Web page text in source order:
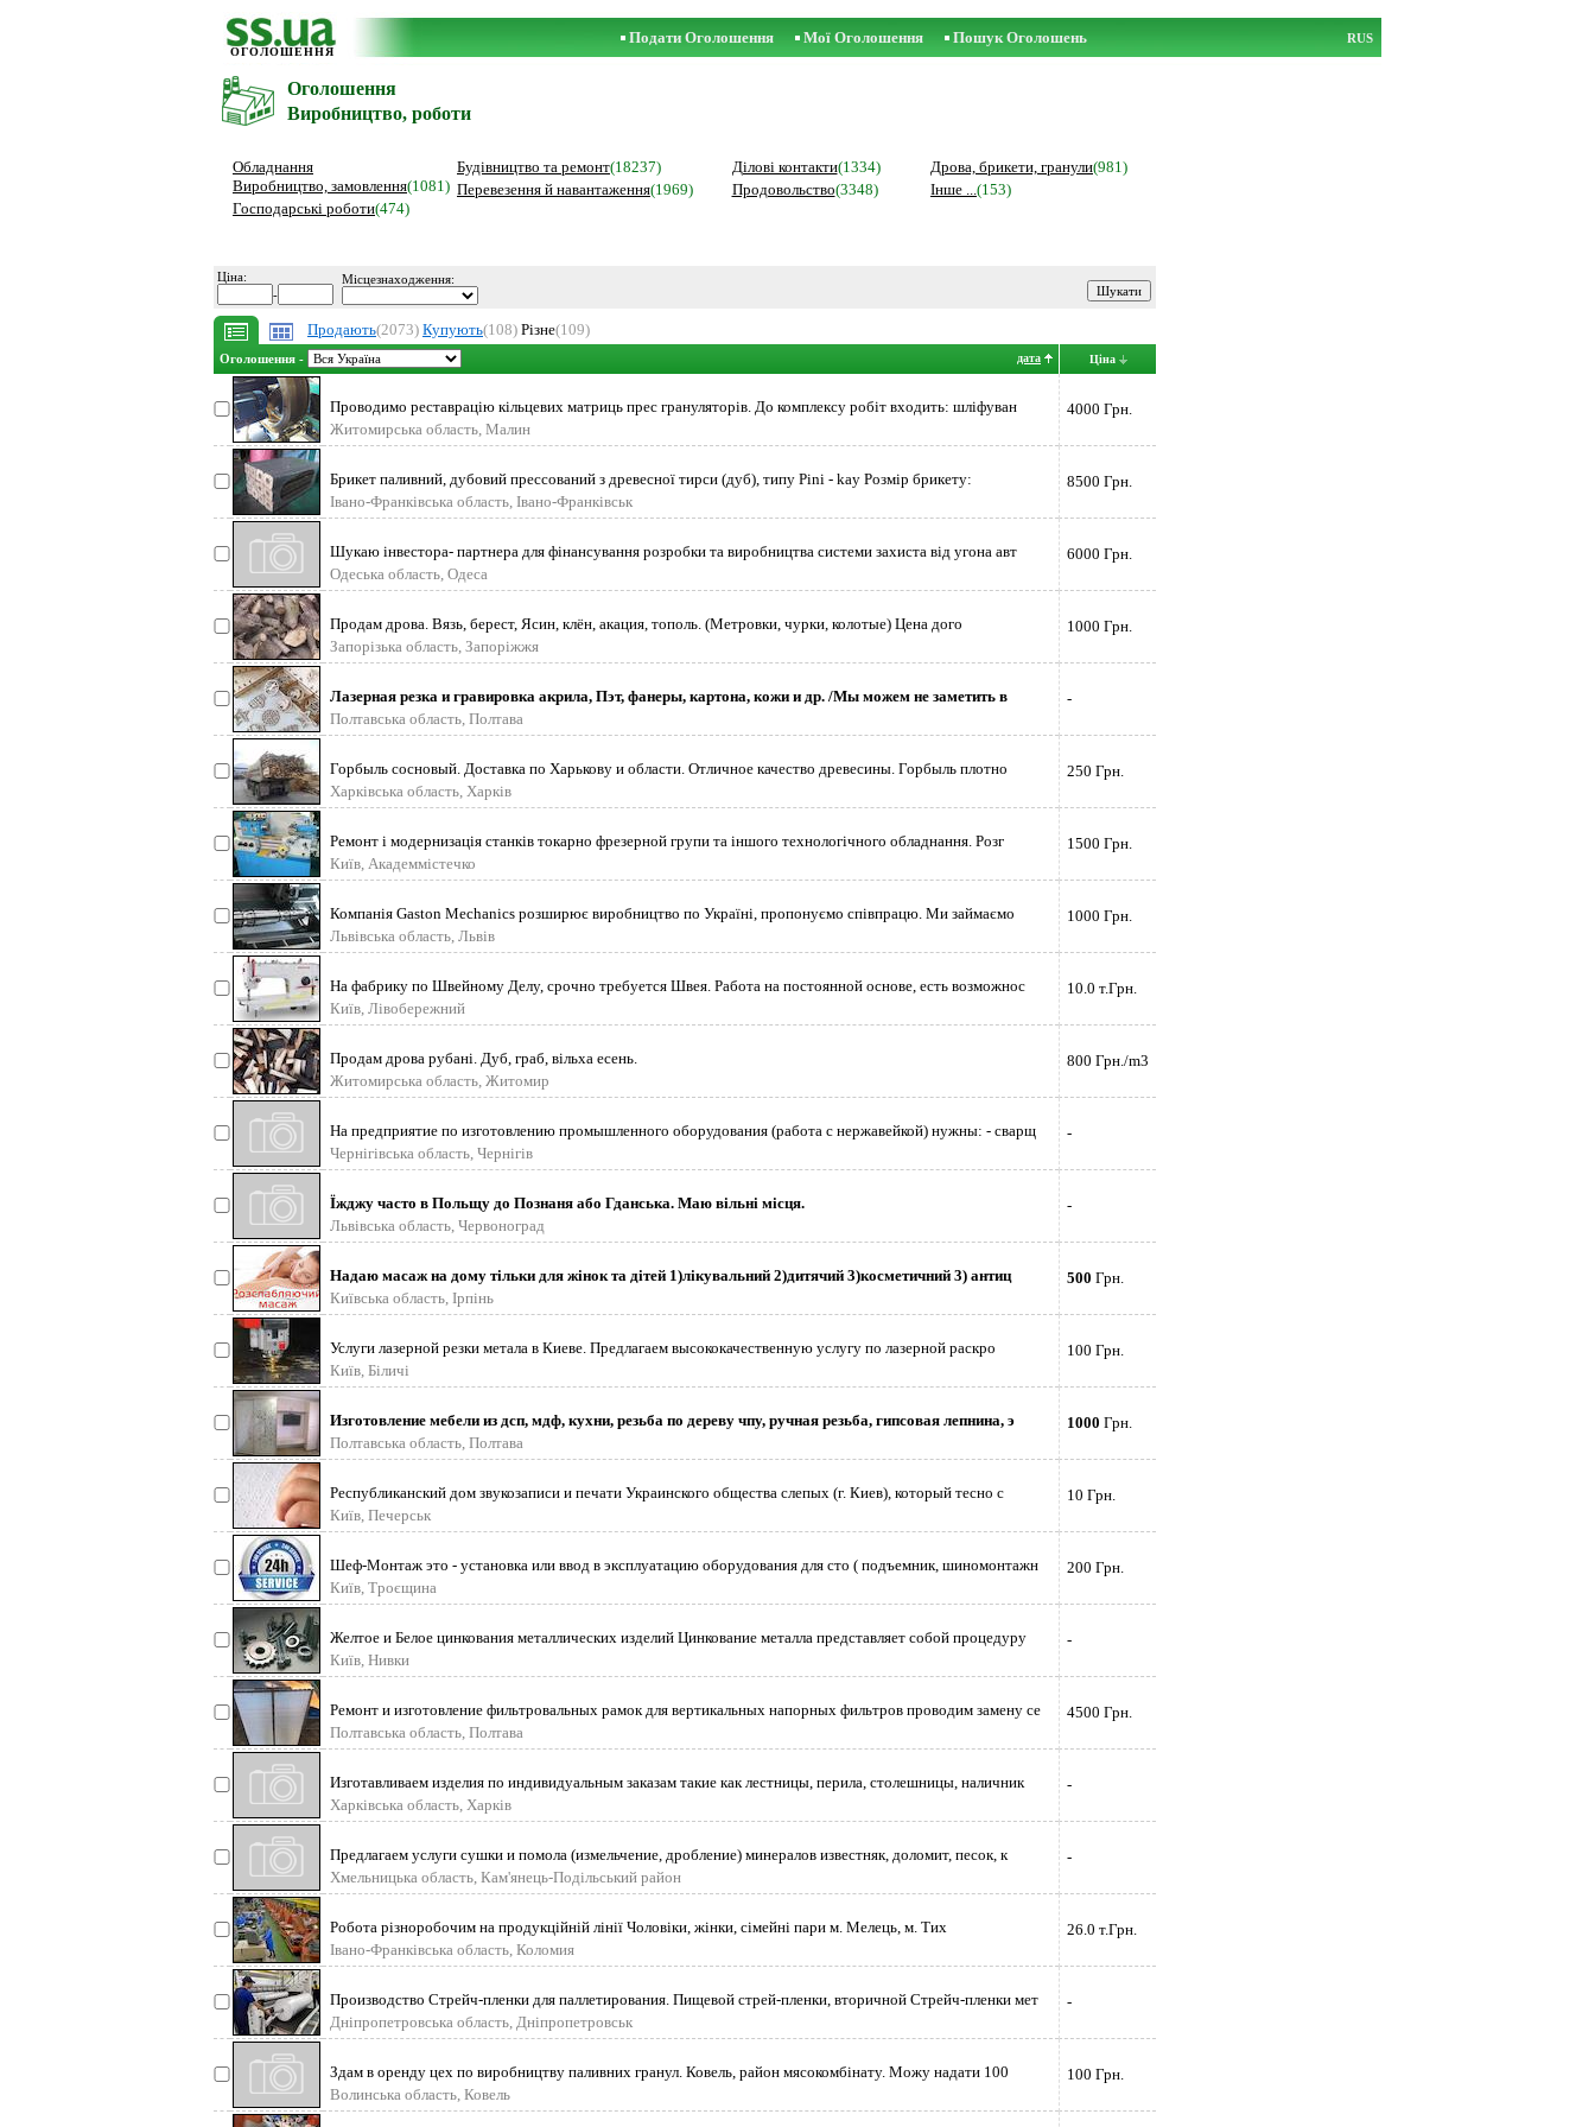
ОГОЛОШЕННЯ
Подати Оголошення Мої Оголошення Пошук Оголошень RUS
Оголошення
Виробництво, роботи
Обладнання
Виробництво, замовлення(1081)
Господарські роботи(474)
Будівництво та ремонт(18237)
Перевезення й навантаження(1969)
Ділові контакти(1334)
Продовольство(3348)
Дрова, брикети, гранули(981)
Інше ...(153)
Ціна:
-
Місцезнаходження:
Продають(2073) Купують(108) Різне(109)
Оголошення - дата Ціна
Проводимо реставрацію кільцевих матриць прес грануляторів. До комплексу робіт входить: шліфуван
Житомирська область, Малин
4000 Грн.
Брикет паливний, дубовий прессований з древесної тирси (дуб), типу Pini - kay Розмір брикету:
Івано-Франківська область, Івано-Франківськ
8500 Грн.
Шукаю інвестора- партнера для фінансування розробки та виробництва системи захиста від угона авт
Одеська область, Одеса
6000 Грн.
Продам дрова. Вязь, берест, Ясин, клён, акация, тополь. (Метровки, чурки, колотые) Цена дого
Запорізька область, Запоріжжя
1000 Грн.
Лазерная резка и гравировка акрила, Пэт, фанеры, картона, кожи и др. /Мы можем не заметить в
Полтавська область, Полтава
-
Горбыль сосновый. Доставка по Харькову и области. Отличное качество древесины. Горбыль плотно
Харківська область, Харків
250 Грн.
Ремонт і модернизація станків токарно фрезерной групи та іншого технологічного обладнання. Розг
Київ, Академмістечко
1500 Грн.
Компанія Gaston Mechanics розширює виробництво по Україні, пропонуємо співпрацю. Ми займаємо
Львівська область, Львів
1000 Грн.
На фабрику по Швейному Делу, срочно требуется Швея. Работа на постоянной основе, есть возможнос
Київ, Лівобережний
10.0 т.Грн.
Продам дрова рубані. Дуб, граб, вільха есень.
Житомирська область, Житомир
800 Грн./m3
На предприятие по изготовлению промышленного оборудования (работа с нержавейкой) нужны: - сварщ
Чернігівська область, Чернігів
-
Їжджу часто в Польщу до Познаня або Гданська. Маю вільні місця.
Львівська область, Червоноград
-
Надаю масаж на дому тільки для жінок та дітей 1)лікувальний 2)дитячий 3)косметичний 3) антиц
Київська область, Ірпінь
500 Грн.
Услуги лазерной резки метала в Киеве. Предлагаем высококачественную услугу по лазерной раскро
Київ, Біличі
100 Грн.
Изготовление мебели из дсп, мдф, кухни, резьба по дереву чпу, ручная резьба, гипсовая лепнина, э
Полтавська область, Полтава
1000 Грн.
Республиканский дом звукозаписи и печати Украинского общества слепых (г. Киев), который тесно с
Київ, Печерськ
10 Грн.
Шеф-Монтаж это - установка или ввод в эксплуатацию оборудования для сто ( подъемник, шиномонтажн
Київ, Троєщина
200 Грн.
Желтое и Белое цинкования металлических изделий Цинкование металла представляет собой процедуру
Київ, Нивки
-
Ремонт и изготовление фильтровальных рамок для вертикальных напорных фильтров проводим замену се
Полтавська область, Полтава
4500 Грн.
Изготавливаем изделия по индивидуальным заказам такие как лестницы, перила, столешницы, наличник
Харківська область, Харків
-
Предлагаем услуги сушки и помола (измельчение, дробление) минералов известняк, доломит, песок, к
Хмельницька область, Кам'янець-Подільський район
-
Робота різноробочим на продукційній лінії Чоловіки, жінки, сімейні пари м. Мелець, м. Тих
Івано-Франківська область, Коломия
26.0 т.Грн.
Производство Стрейч-пленки для паллетирования. Пищевой стрей-пленки, вторичной Стрейч-пленки мет
Дніпропетровська область, Дніпропетровськ
-
Здам в оренду цех по виробництву паливних гранул. Ковель, район мясокомбінату. Можу надати 100
Волинська область, Ковель
100 Грн.